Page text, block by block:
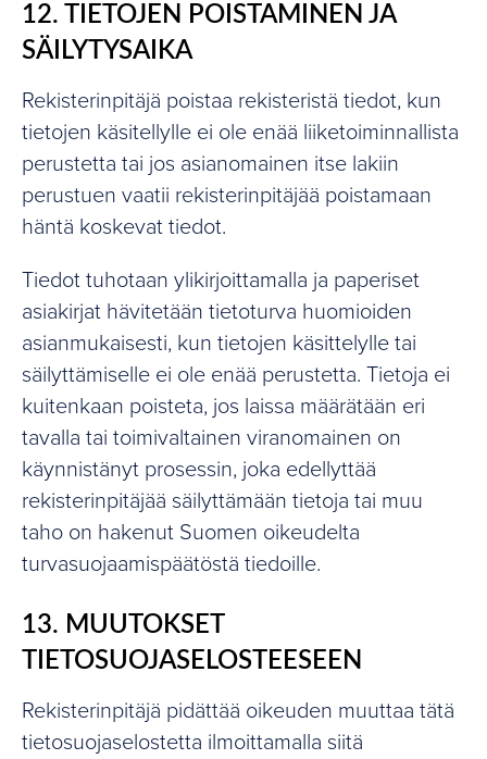
12. TIETOJEN POISTAMINEN JA
SÄILYTYSAIKA
Rekisterinpitäjä poistaa rekisteristä tiedot, kun
tietojen käsitellylle ei ole enää liiketoiminnallista
perustetta tai jos asianomainen itse lakiin
perustuen vaatii rekisterinpitäjää poistamaan
häntä koskevat tiedot.
Tiedot tuhotaan ylikirjoittamalla ja paperiset
asiakirjat hävitetään tietoturva huomioiden
asianmukaisesti, kun tietojen käsittelylle tai
säilyttämiselle ei ole enää perustetta. Tietoja ei
kuitenkaan poisteta, jos laissa määrätään eri
tavalla tai toimivaltainen viranomainen on
käynnistänyt prosessin, joka edellyttää
rekisterinpitäjää säilyttämään tietoja tai muu
taho on hakenut Suomen oikeudelta
turvasuojaamispäätöstä tiedoille.
13. MUUTOKSET
TIETOSUOJASELOSTEESEEN
Rekisterinpitäjä pidättää oikeuden muuttaa tätä
tietosuojaselostetta ilmoittamalla siitä